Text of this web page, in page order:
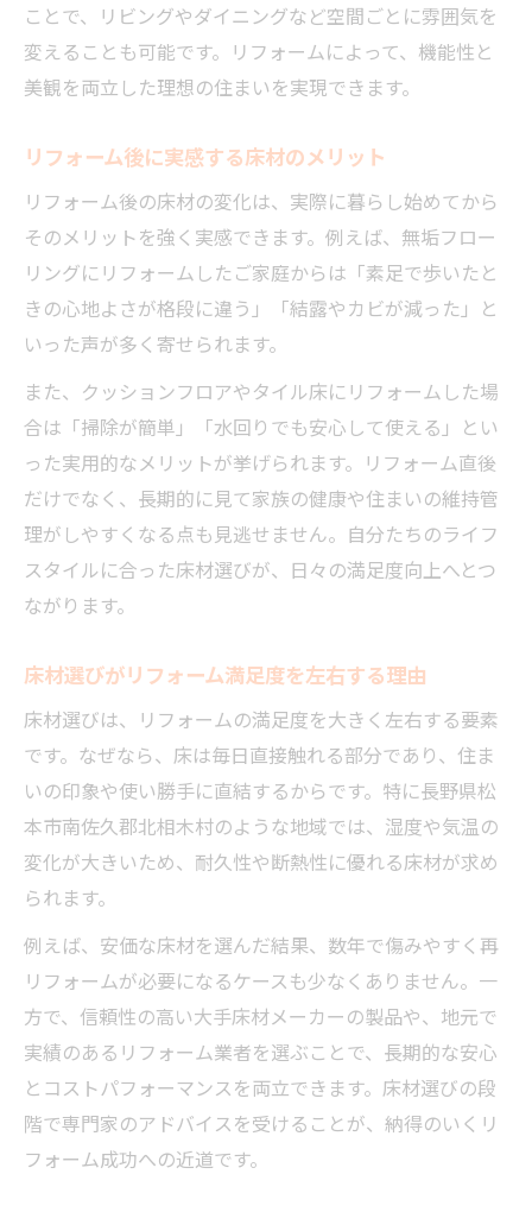
ことで、リビングやダイニングなど空間ごとに雰囲気を
変えることも可能です。リフォームによって、機能性と
美観を両立した理想の住まいを実現できます。
リフォーム後に実感する床材のメリット
リフォーム後の床材の変化は、実際に暮らし始めてから
そのメリットを強く実感できます。例えば、無垢フロー
リングにリフォームしたご家庭からは「素足で歩いたと
きの心地よさが格段に違う」「結露やカビが減った」と
いった声が多く寄せられます。
また、クッションフロアやタイル床にリフォームした場
合は「掃除が簡単」「水回りでも安心して使える」とい
った実用的なメリットが挙げられます。リフォーム直後
だけでなく、長期的に見て家族の健康や住まいの維持管
理がしやすくなる点も見逃せません。自分たちのライフ
スタイルに合った床材選びが、日々の満足度向上へとつ
ながります。
床材選びがリフォーム満足度を左右する理由
床材選びは、リフォームの満足度を大きく左右する要素
です。なぜなら、床は毎日直接触れる部分であり、住ま
いの印象や使い勝手に直結するからです。特に長野県松
本市南佐久郡北相木村のような地域では、湿度や気温の
変化が大きいため、耐久性や断熱性に優れる床材が求め
られます。
例えば、安価な床材を選んだ結果、数年で傷みやすく再
リフォームが必要になるケースも少なくありません。一
方で、信頼性の高い大手床材メーカーの製品や、地元で
実績のあるリフォーム業者を選ぶことで、長期的な安心
とコストパフォーマンスを両立できます。床材選びの段
階で専門家のアドバイスを受けることが、納得のいくリ
フォーム成功への近道です。